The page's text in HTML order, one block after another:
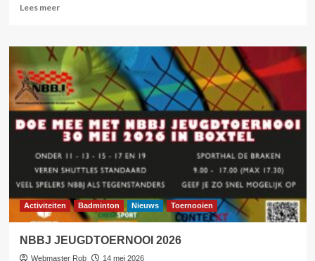
Lees meerLees
Lize
krijgt
Otto
de
otter
Activiteiten Badminton Nieuws Toernooien
NBBJ JEUGDTOERNOOI 2026
Webmaster Rob 14 mei 2026